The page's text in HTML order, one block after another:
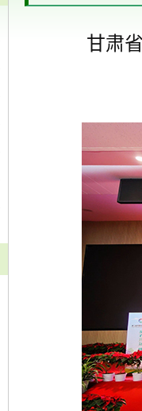
甘肃